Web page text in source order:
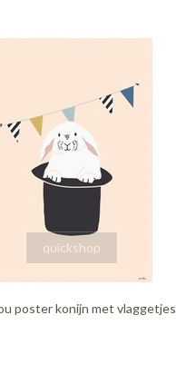
quickshop
poster konijn met vlaggetjes